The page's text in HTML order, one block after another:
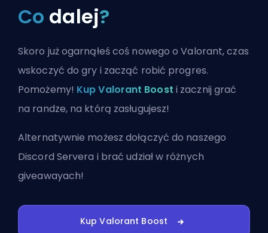
Co dalej?
Skoro już ogarnąłeś coś nowego o Valorant, czas
wskoczyć do gry i zacząć robić progres.
Pomożemy! Kup Valorant Boost i zacznij grać
na randze, na którą zasługujesz!
Alternatywnie możeszdołączyć do naszego
Discord Servera i brać udział w różnych
giveawayach!
Kup Valorant Boost